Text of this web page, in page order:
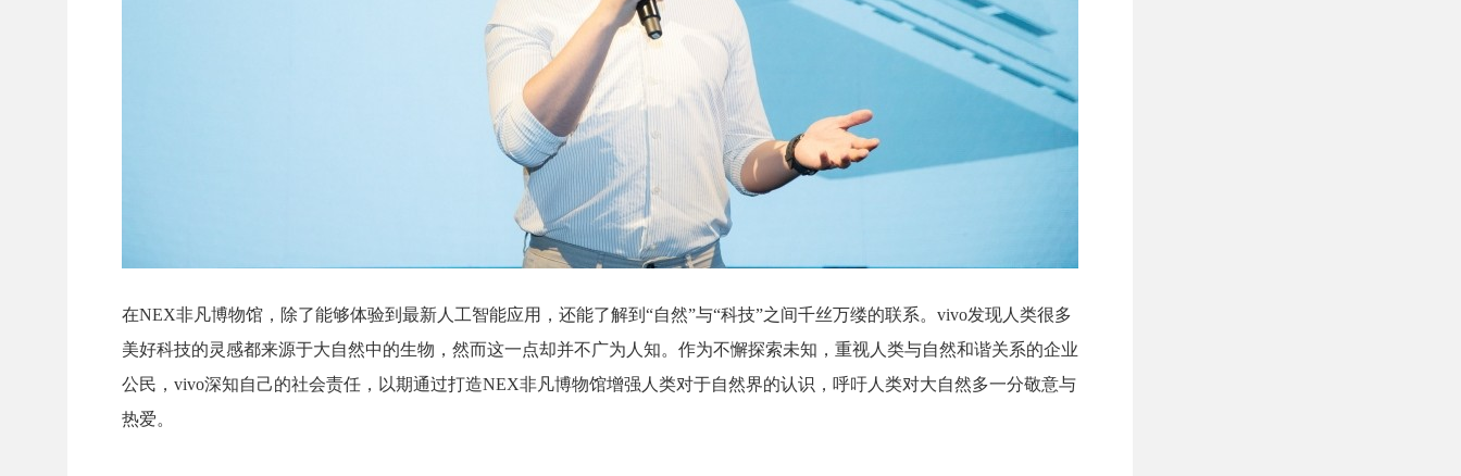
在NEX非凡博物馆，除了能够体验到最新人工智能应用，还能了解到“自然”与“科技”之间千丝万缕的联系。vivo发现人类很多
美好科技的灵感都来源于大自然中的生物，然而这一点却并不广为人知。作为不懈探索未知，重视人类与自然和谐关系的企业
公民，vivo深知自己的社会责任，以期通过打造NEX非凡博物馆增强人类对于自然界的认识，呼吁人类对大自然多一分敬意与
热爱。